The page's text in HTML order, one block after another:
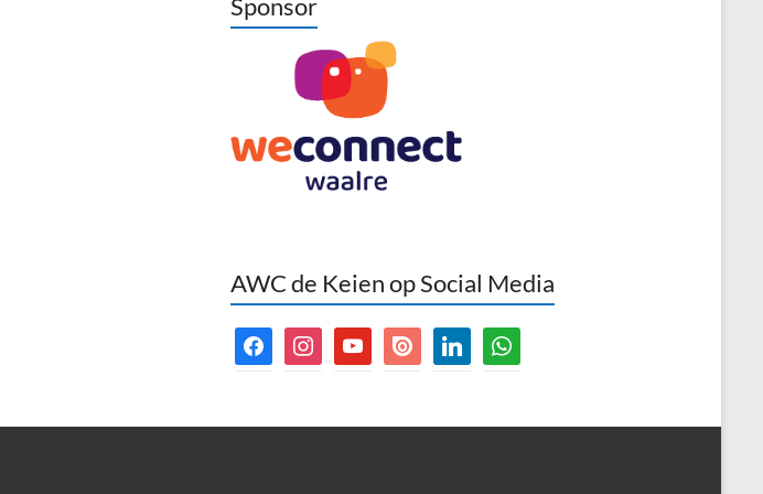
AWC de Keien op Social Media
facebookinstagramyoutubeissuu linkedinwhatsapp